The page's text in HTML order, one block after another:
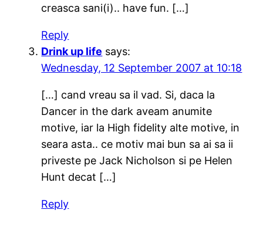
creasca sani(i).. have fun. […]
Reply
Drink up life says:
Wednesday, 12 September 2007 at 10:18
[…] cand vreau sa il vad. Si, daca la
Dancer in the dark aveam anumite
motive, iar la High fidelity alte motive, in
seara asta.. ce motiv mai bun sa ai sa ii
priveste pe Jack Nicholson si pe Helen
Hunt decat […]
Reply